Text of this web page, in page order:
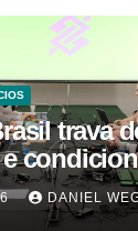
trava
Fenaban
DANIEL